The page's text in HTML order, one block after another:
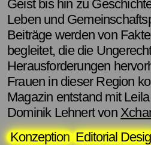
Geist bis hin zu
Leben und
Beiträge werden von
begleitet, die die
Herausforderungen
Frauen in dieser Region
Magazin entstand mit
Dominik Lehnert von
Konzeption Editorial